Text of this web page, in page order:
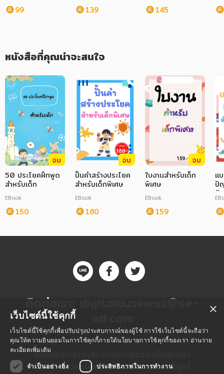
99 139 145
หนังสือที่คุณน่าจะสนใจ
จบ
50 ประโยคฝึกพูด
สำหรับเด็ก
EBook
150
จบ
ปั้นคำสร้างประโยค
สำหรับเด็กพิเศษ
EBook
180
จบ
ใบงานสำหรับเด็ก
พิเศษ
EBook
159
แ
ปั
พิ
ติดต่อเรา: digitalbusiness@se-
ข้อตกลงการใช้บริการ
ข้อตกลงลงทะเบียนนักเขียนนโยบายการใช้คุกกี้
×
เว็บไซต์นี้ใช้คุกกี้
เว็บไซต์นี้ใช้คุกกี้เพื่อปรับปรุงประสบการณ์ของผู้ใช้ การใช้เว็บไซต์นี้จะถือว่า
คุณให้ความยินยอมในการใช้คุกกี้ภายใต้นโยบายการใช้คุกกี้ของเรา อ่านราย
ละเอียดเพิ่มเติม
จำเป็นอย่างยิ่ง
ประสิทธิภาพในการทำงาน